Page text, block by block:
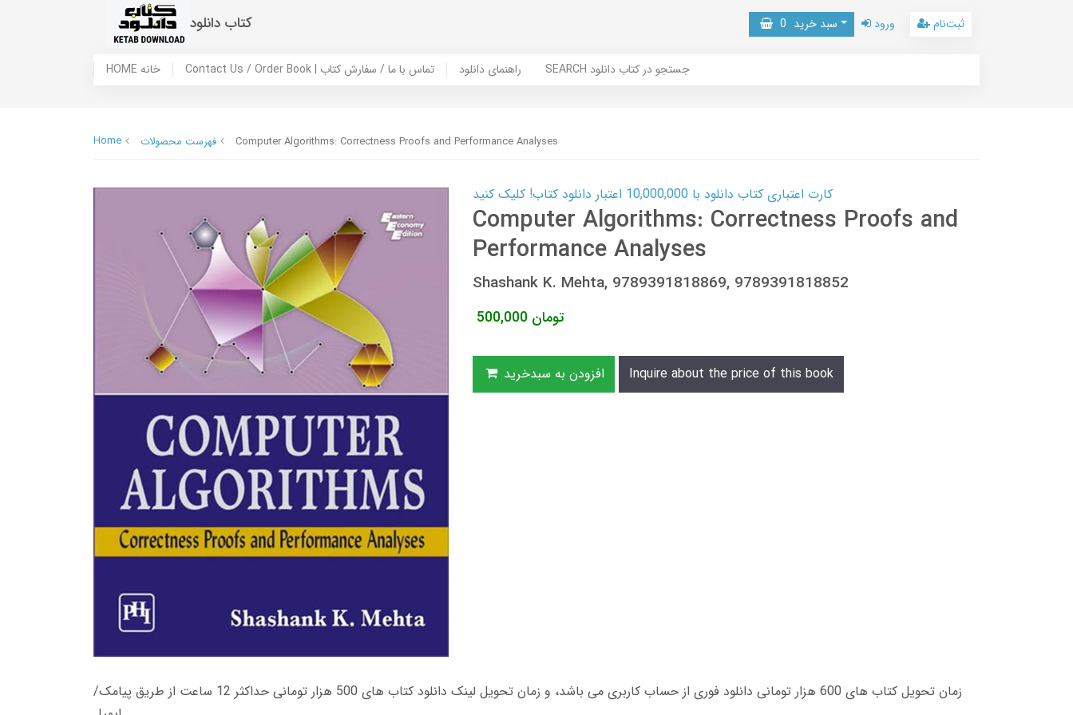
کتاب دانلود سبد خرید 0 ورود ثبت‌نام
HOME خانه Contact Us / Order Book | تماس با ما / سفارش کتاب راهنمای دانلود SEARCH جستجو در کتاب دانلود
Home فهرست محصولات Computer Algorithms: Correctness Proofs and Performance Analyses
کارت اعتباری کتاب دانلود با 10,000,000 اعتبار دانلود کتاب! کلیک کنید
Computer Algorithms: Correctness Proofs and
Performance Analyses
Shashank K. Mehta, 9789391818869, 9789391818852
500,000 تومان
افزودن به سبدخرید Inquire about the price of this book
زمان تحویل کتاب های 600 هزار تومانی دانلود فوری از حساب کاربری می باشد، و زمان تحویل لینک دانلود کتاب های 500 هزار تومانی حداکثر 12 ساعت از طریق پیامک/